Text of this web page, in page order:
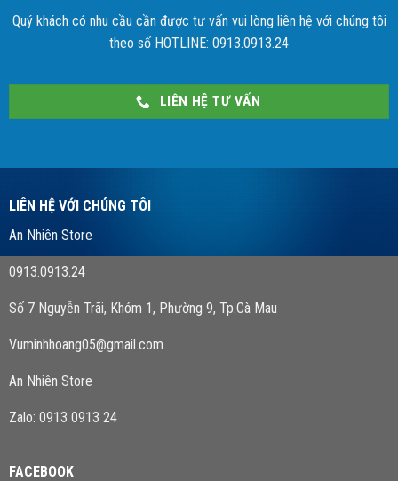
Quý khách có nhu cầu cần được tư vấn vui lòng liên hệ với chúng tôi
theo số HOTLINE: 0913.0913.24
LIÊN HỆ TƯ VẤN
LIÊN HỆ VỚI CHÚNG TÔI
An Nhiên Store
0913.0913.24
Số 7 Nguyễn Trãi, Khóm 1, Phường 9, Tp.Cà Mau
Vuminhhoang05@gmail.com
An Nhiên Store
Zalo: 0913 0913 24
FACEBOOK